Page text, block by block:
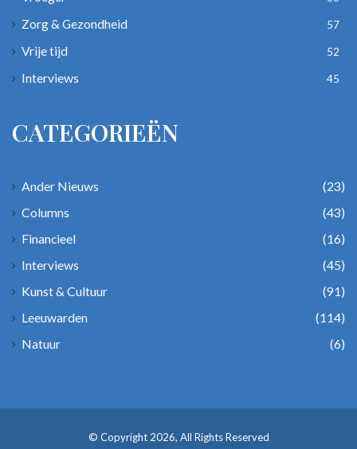
Zorg & Gezondheid 57
Vrije tijd 52
Interviews 45
CATEGORIEËN
Ander Nieuws
(23)
Columns
(43)
Financieel
(16)
Interviews
(45)
Kunst & Cultuur
(91)
Leeuwarden
(114)
Natuur
(6)
© Copyright 2026, All Rights Reserved